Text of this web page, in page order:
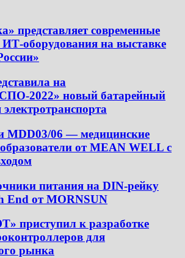
представляет современные
оборудования на выставке
на
2022» новый батарейный
MDD03/06 — медицинские
от MEAN WELL с
питания на DIN-рейку
End от MORNSUN
приступил к разработке
для
рынка